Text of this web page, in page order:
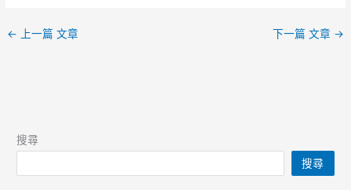
← 上一篇 文章 下一篇 文章 →
搜尋
搜尋